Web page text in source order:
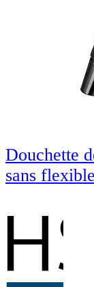
Douchette
sans